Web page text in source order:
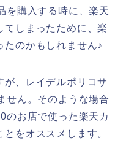
を購入する時に、楽天
てしまったために、楽
たのかもしれません♪
が、レイデルポリコサ
せん。そのような場合
のお店で使った楽天カ
をオススメします。